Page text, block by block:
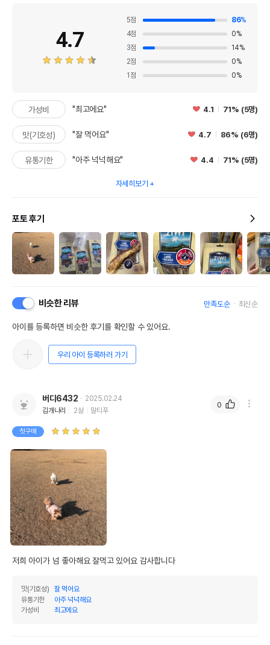
영양정보
조단백질
조지방 0% 0%
조섬유질 0% 0%
칼슘 0%
인 0%
오메가3 0%
오메가6 0%
탄수화물 100%
기타성분
상세 정보
원료구성 양 기관
포장상태 지퍼백
제품 타입 덴탈껌
* 브랜드사에서 제공한 정보로 모든 책임은 브랜드사에 있습니다.
* 해당 정보는 브랜드사 사정에 의해 일부 변경될 수 있습니다.
상품 필수 정보
4.7
5점 86%
4점 0%
3점 14%
2점 0%
1 점 0%
가성비 "최고에요" 4.1 71% (5명)
맛(기호성) "잘 먹어요" 4.7 86% (6명)
유통기한 "아주 넉넉해요" 4.4 71% (5명)
자세히보기
포토 후기
비슷한 리뷰 만족도순 최신순
아이를 등록하면 비슷한 후기를 확인할 수 있어요.
우리 아이 등록하러 가기
버디6432
2025.02.24
김개나리
2살 말티푸
첫구매
저희 아이가 넘 좋아해요 잘먹고 있어요 감사합니다
맛(기호성)
잘 먹어요
유통기한
아주 넉넉해요
가성비
최고에요
0